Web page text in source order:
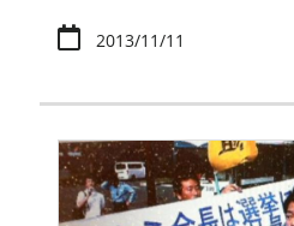
2013/11/11